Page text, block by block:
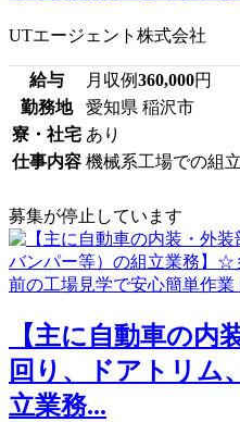
UTエージェント株式会社
給与 月収例360,000円
勤務地
愛知県 稲沢市
寮・社宅 あり
仕事内容 機械系工場での組
募集が停止しています
【主に自動車の内
回り、ドアトリム
立業務...